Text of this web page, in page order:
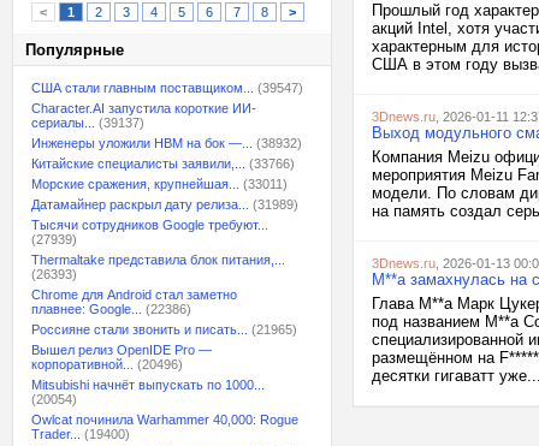
< 1 2 3 4 5 6 7 8 >
Популярные
США стали главным поставщиком...
(39547)
Character.AI запустила короткие ИИ-
сериалы...
(39137)
Инженеры уложили HBM на бок —...
(38932)
Китайские специалисты заявили,...
(33766)
Морские сражения, крупнейшая...
(33011)
Датамайнер раскрыл дату релиза...
(31989)
Тысячи сотрудников Google требуют...
(27939)
Thermaltake представила блок питания,...
(26393)
Chrome для Android стал заметно
плавнее: Google...
(22386)
Россияне стали звонить и писать...
(21965)
Вышел релиз OpenIDE Pro —
корпоративной...
(20496)
Mitsubishi начнёт выпускать по 1000...
(20054)
Owlcat починила Warhammer 40,000: Rogue
Trader...
(19400)
Прошлый год
акций Intel, хотя
характерным для
США в этом году
3Dnews.ru , 2026-01-11
Выход модульного
Компания Meizu
мероприятия Meizu
модели. По словам
на память создал
3Dnews.ru , 2026-01-13
M**a замахнулась на
Глава M**a Марк
под названием M**a
специализированной
размещённом на
десятки гигаватт